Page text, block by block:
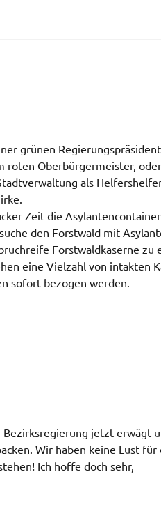
grünen
roten Oberbürgermeister,
als
Zeit die
den Forstwald mit
Forstwaldkaserne
eine Vielzahl von intakten
sofort bezogen werden.
jetzt erwägt
Wir haben keine Lust
Ich hoffe doch sehr,